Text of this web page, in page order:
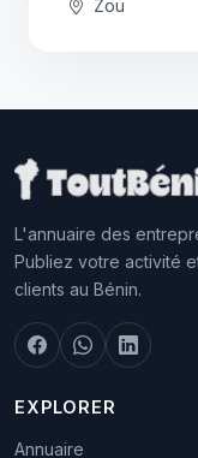
Zou
L'annuaire des
Publiez votre activité
clients au Bénin.
EXPLORER
Annuaire